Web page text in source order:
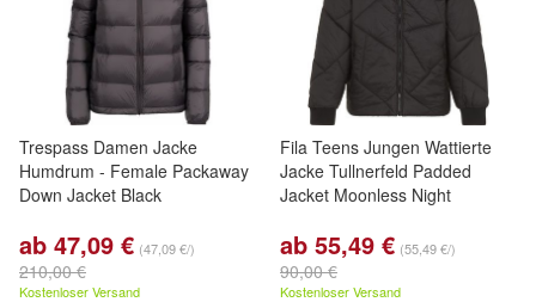
Trespass Damen Jacke
Humdrum - Female Packaway
Down Jacket Black
ab 47,09 € (47,09 €/)
210,00 €
Kostenloser Versand
Fila Teens Jungen Wattierte
Jacke Tullnerfeld Padded
Jacket Moonless Night
ab 55,49 € (55,49 €/)
90,00 €
Kostenloser Versand